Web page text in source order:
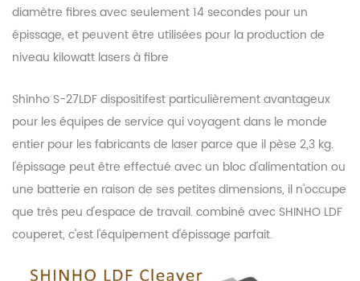
diamètre fibres avec seulement 14 secondes pour un
épissage, et peuvent être utilisées pour la production de
niveau kilowatt lasers à fibre
Shinho S-27LDF dispositifest particulièrement avantageux
pour les équipes de service qui voyagent dans le monde
entier pour les fabricants de laser parce que il pèse 2,3 kg.
l'épissage peut être effectué avec un bloc d'alimentation ou
une batterie en raison de ses petites dimensions, il n'occupe
que très peu d'espace de travail. combiné avec SHINHO LDF
couperet, c'est l'équipement d'épissage parfait.